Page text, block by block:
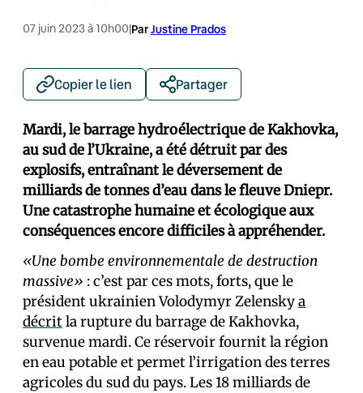
07 juin 2023 à 10h00|ParJustine Prados
Copier le lien Partager
Mardi, le barrage hydroélectrique de Kakhovka,
au sud de l’Ukraine, a été détruit par des
explosifs, entraînant le déversement de
milliards de tonnes d’eau dans le fleuve Dniepr.
Une catastrophe humaine et écologique aux
conséquences encore difficiles à appréhender.
«Une bombe environnementale de destruction
massive» : c’est par ces mots, forts, que le
président ukrainien Volodymyr Zelenskya
décritla rupture du barrage de Kakhovka,
survenue mardi. Ce réservoir fournit la région
en eau potable et permet l’irrigation des terres
agricoles du sud du pays. Les 18 milliards de